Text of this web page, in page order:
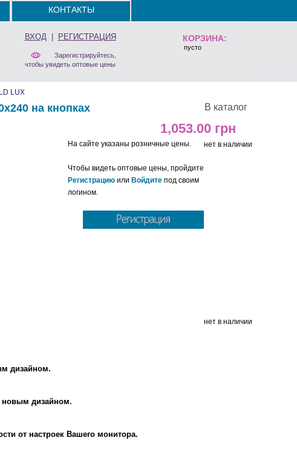
КОРЗИНА:
пусто
КОНТАКТЫ
ВХОД| РЕГИСТРАЦИЯ
Зарегистрируйтесь,
чтобы увидеть оптовые цены
LUX
В каталог
на кнопках
1,053.00
нет в наличии
На сайте указаны розничные цены.
Чтобы видеть оптовые цены, пройдите
Регистрацию или Войдите под своим
логином.
нет в наличии
дизайном.
новым дизайном.
от настроек Вашего монитора.